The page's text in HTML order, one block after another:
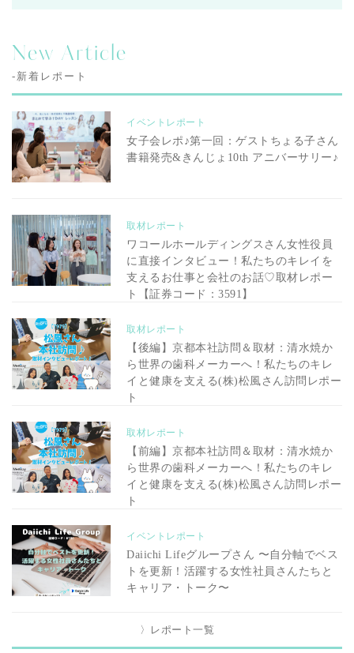
New Article
-新着レポート
イベントレポート
女子会レポ♪第一回：ゲストちょる子さん
書籍発売&きんじょ10th アニバーサリー♪
取材レポート
ワコールホールディングスさん女性役員
に直接インタビュー！私たちのキレイを
支えるお仕事と会社のお話♡取材レポー
ト【証券コード：3591】
取材レポート
【後編】京都本社訪問＆取材：清水焼か
ら世界の歯科メーカーへ！私たちのキレ
イと健康を支える(株)松風さん訪問レポー
ト
取材レポート
【前編】京都本社訪問＆取材：清水焼か
ら世界の歯科メーカーへ！私たちのキレ
イと健康を支える(株)松風さん訪問レポー
ト
イベントレポート
Daiichi Lifeグループさん 〜自分軸でベス
トを更新！活躍する女性社員さんたちと
キャリア・トーク〜
〉レポート一覧